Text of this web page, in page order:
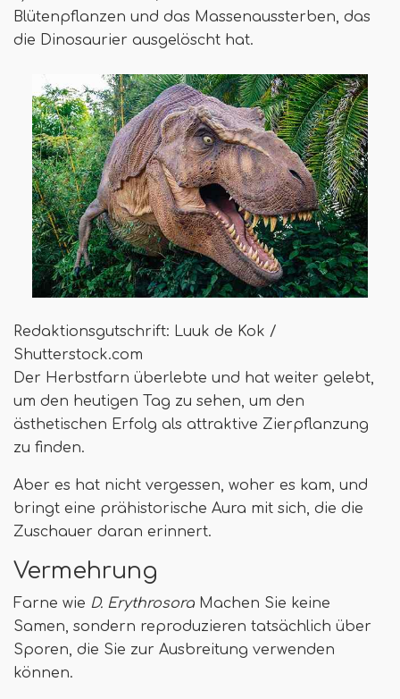
Blütenpflanzen und das Massenaussterben, das
die Dinosaurier ausgelöscht hat.
Redaktionsgutschrift: Luuk de Kok /
Shutterstock.com
Der Herbstfarn überlebte und hat weiter gelebt,
um den heutigen Tag zu sehen, um den
ästhetischen Erfolg als attraktive Zierpflanzung
zu finden.
Aber es hat nicht vergessen, woher es kam, und
bringt eine prähistorische Aura mit sich, die die
Zuschauer daran erinnert.
Vermehrung
Farne wie D. Erythrosora Machen Sie keine
Samen, sondern reproduzieren tatsächlich über
Sporen, die Sie zur Ausbreitung verwenden
können.